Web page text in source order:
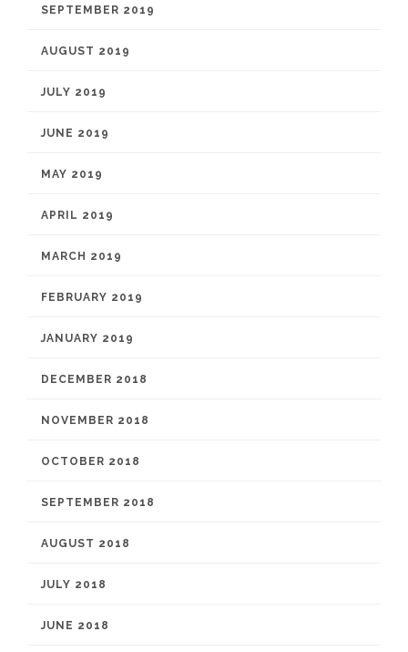
SEPTEMBER 2019
AUGUST 2019
JULY 2019
JUNE 2019
MAY 2019
APRIL 2019
MARCH 2019
FEBRUARY 2019
JANUARY 2019
DECEMBER 2018
NOVEMBER 2018
OCTOBER 2018
SEPTEMBER 2018
AUGUST 2018
JULY 2018
JUNE 2018